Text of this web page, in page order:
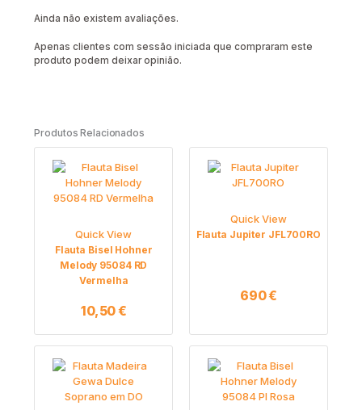
Ainda não existem avaliações.
Apenas clientes com sessão iniciada que compraram este
produto podem deixar opinião.
Produtos Relacionados
Quick View
Flauta Bisel Hohner
Melody 95084 RD
Vermelha
10,50€
Quick View
Flauta Jupiter JFL700RO
690€